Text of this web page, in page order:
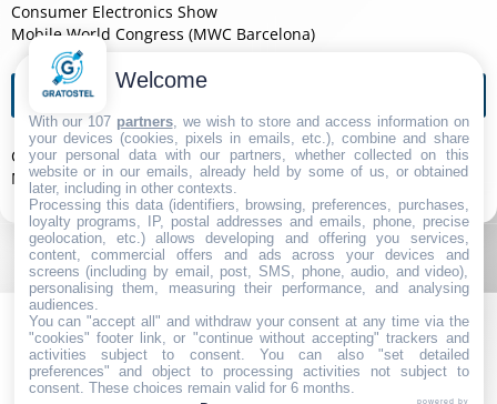
Consumer Electronics Show
Mobile World Congress (MWC Barcelona)
Agendas de l'année
Consumer Electronics Show 2026
Mobile World Congress (MWC Barcelona) 2026
Welcome
With our 107 partners, we wish to store and access information on
your devices (cookies, pixels in emails, etc.), combine and share
your personal data with our partners, whether collected on this
website or in our emails, already held by some of us, or obtained
later, including in other contexts.
Processing this data (identifiers, browsing, preferences, purchases,
loyalty programs, IP, postal addresses and emails, phone, precise
geolocation, etc.) allows developing and offering you services,
content, commercial offers and ads across your devices and
screens (including by email, post, SMS, phone, audio, and video),
personalising them, measuring their performance, and analysing
audiences.
You can "accept all" and withdraw your consent at any time via the
"cookies" footer link, or "continue without accepting" trackers and
activities subject to consent. You can also "set detailed
preferences" and object to processing activities not subject to
consent. These choices remain valid for 6 months.
powered by